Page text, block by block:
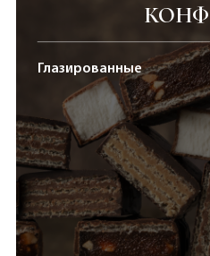
Глазированные